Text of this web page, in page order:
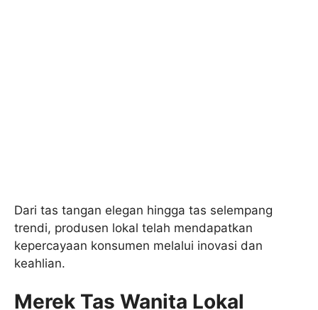
Dari tas tangan elegan hingga tas selempang
trendi, produsen lokal telah mendapatkan
kepercayaan konsumen melalui inovasi dan
keahlian.
Merek Tas Wanita Lokal